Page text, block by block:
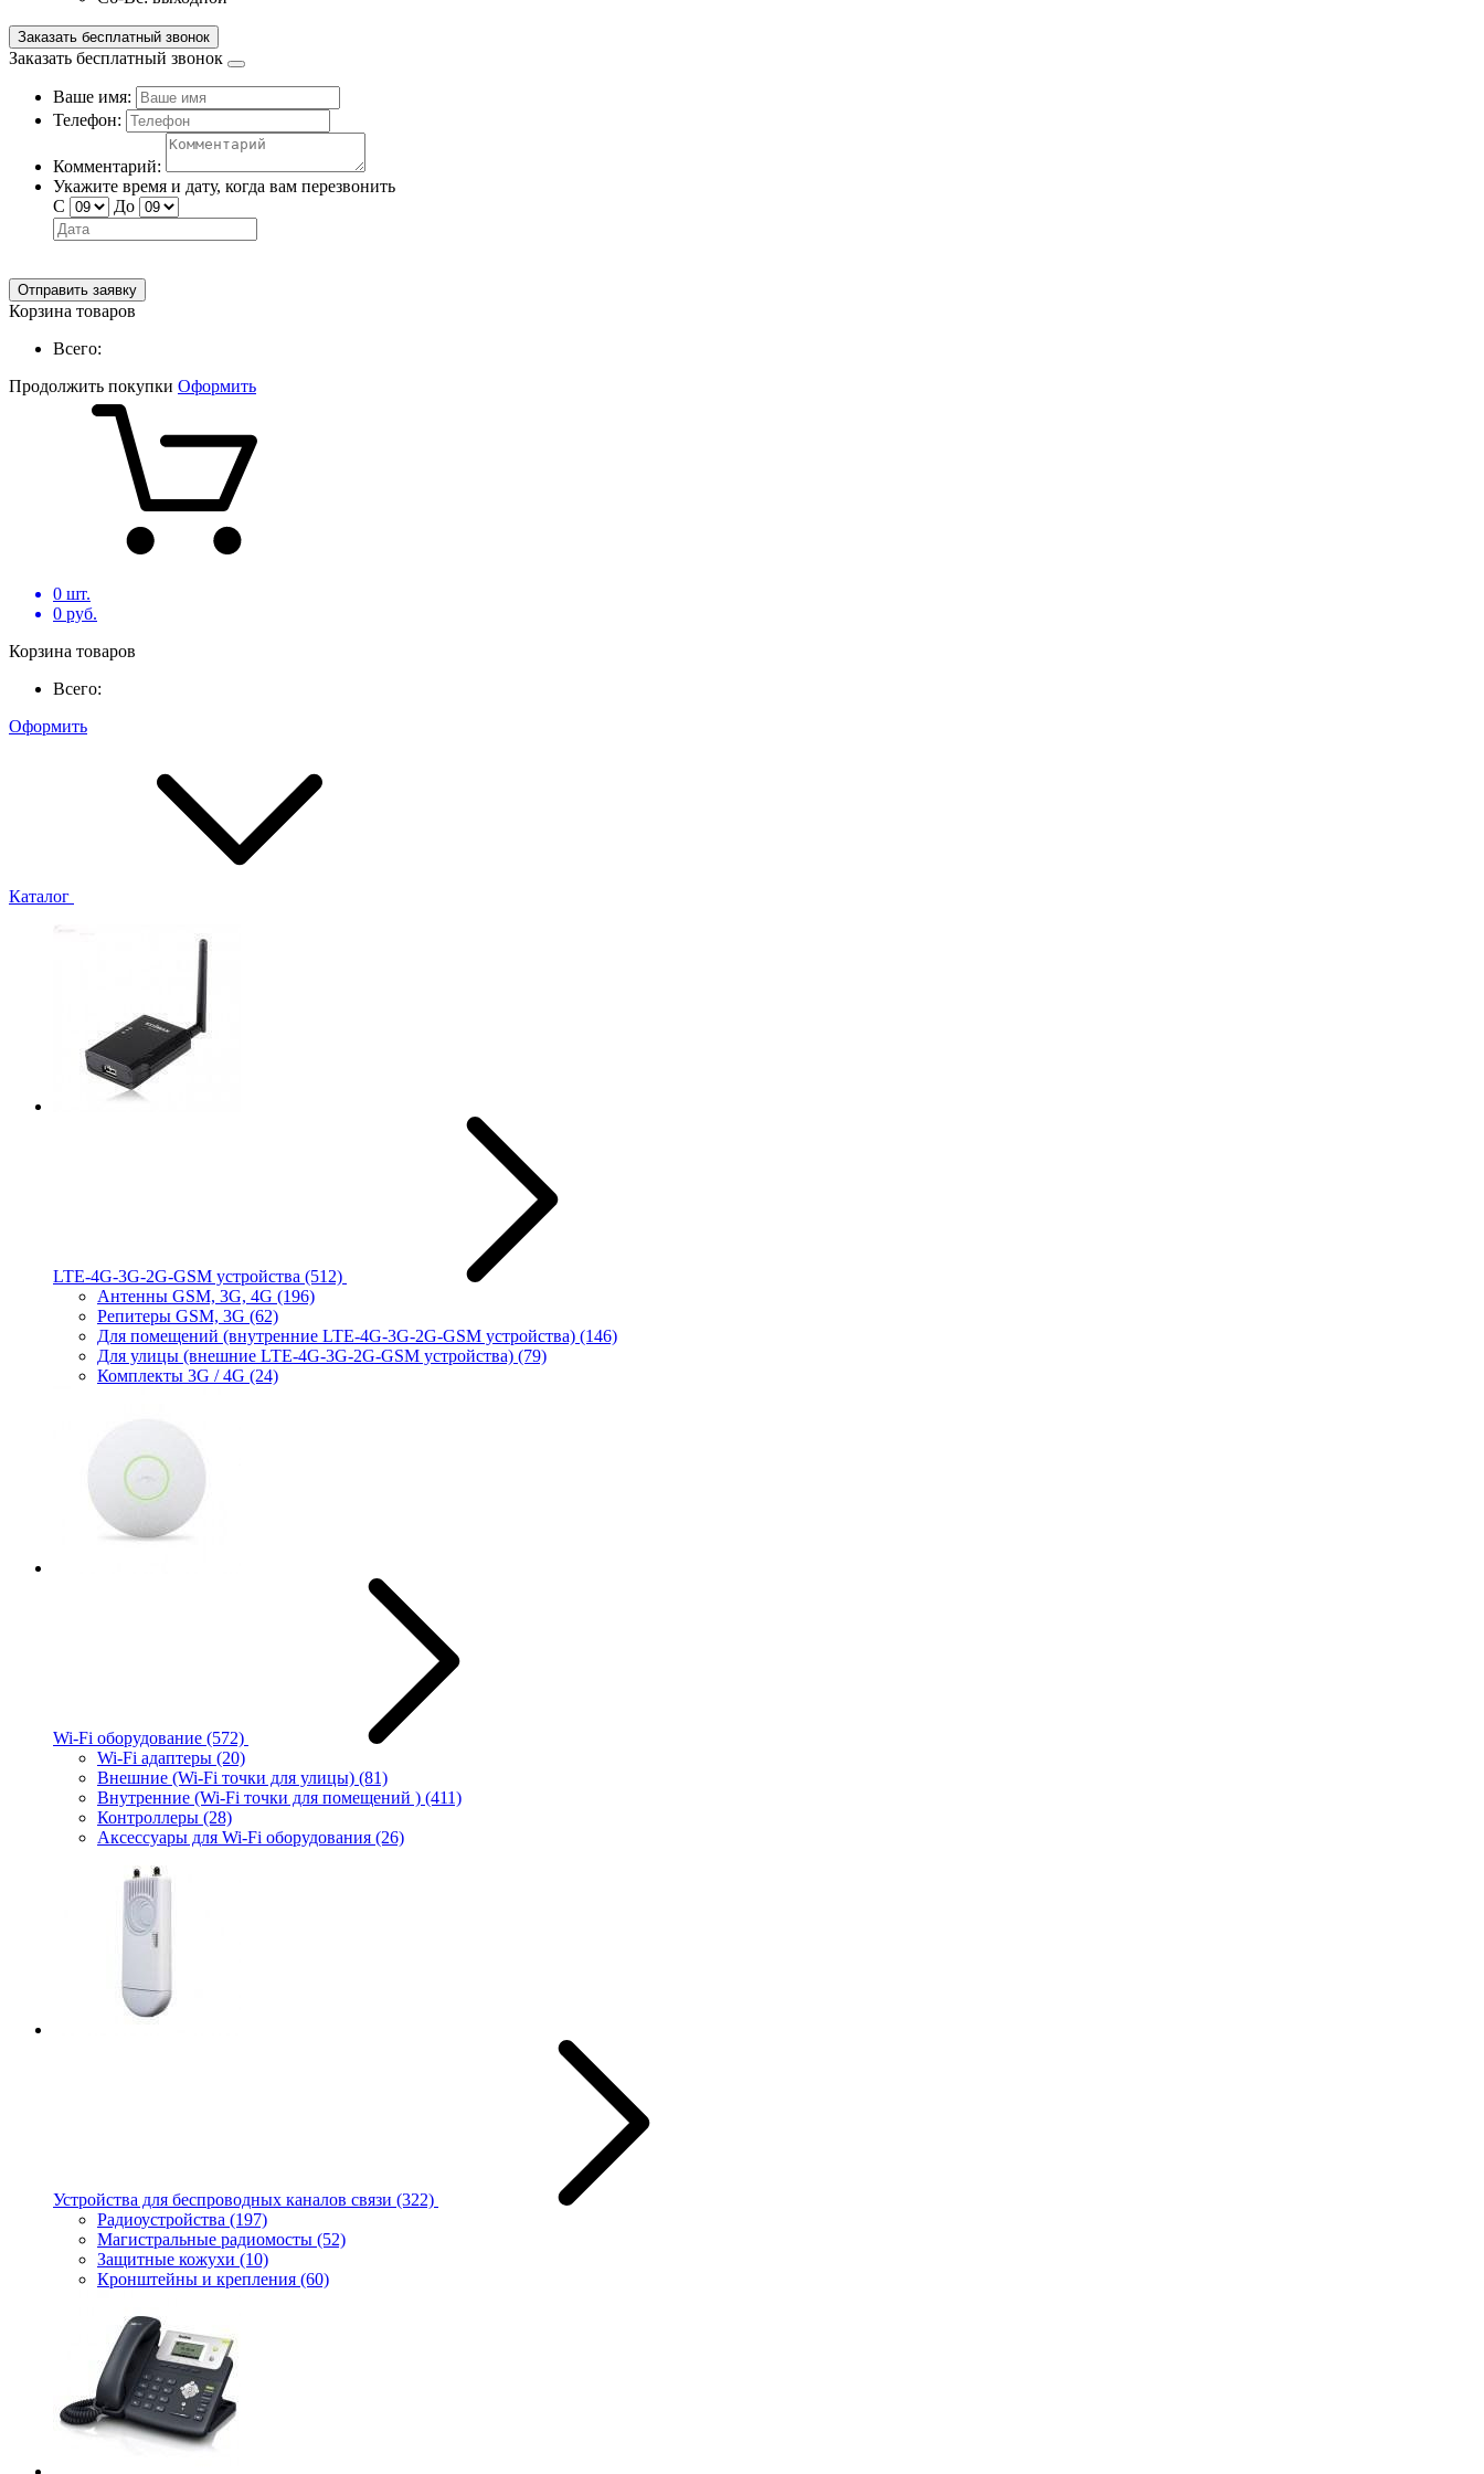
Заказать бесплатный звонок
Заказать бесплатный звонок
Ваше имя:
Телефон:
Комментарий:
Укажите время и дату, когда вам перезвонить
С
До
Отправить заявку
Корзина товаров
Всего:
Продолжить покупки Оформить
0 шт.
0 руб.
Корзина товаров
Всего:
Оформить
Каталог
LTE-4G-3G-2G-GSM устройства (512)
Антенны GSM, 3G, 4G (196)
Репитеры GSM, 3G (62)
Для помещений (внутренние LTE-4G-3G-2G-GSM устройства) (146)
Для улицы (внешние LTE-4G-3G-2G-GSM устройства) (79)
Комплекты 3G / 4G (24)
Wi-Fi оборудование (572)
Wi-Fi адаптеры (20)
Внешние (Wi-Fi точки для улицы) (81)
Внутренние (Wi-Fi точки для помещений ) (411)
Контроллеры (28)
Аксессуары для Wi-Fi оборудования (26)
Устройства для беспроводных каналов связи (322)
Радиоустройства (197)
Магистральные радиомосты (52)
Защитные кожухи (10)
Кронштейны и крепления (60)